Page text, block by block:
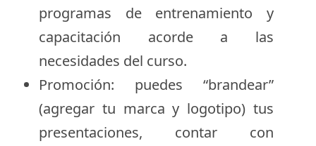
programas de entrenamiento y
capacitación acorde a las
necesidades del curso.
Promoción: puedes “brandear”
(agregar tu marca y logotipo) tus
presentaciones, contar con